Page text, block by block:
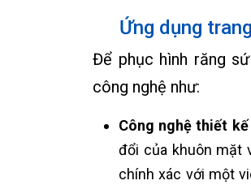
Ứng dụng
Để phục hình răng
công nghệ như:
Công nghệ thiết
đổi của khuôn mặt
chính xác với một